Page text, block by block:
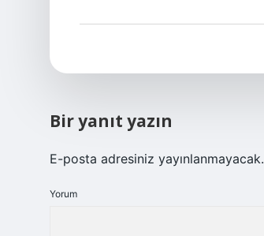
Bir yanıt yazın
E-posta adresiniz yayınlanmayacak.
Yorum